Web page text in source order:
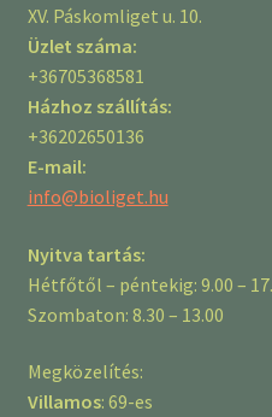
XV. Páskomliget u. 10.
Üzlet száma:
+36705368581
Házhoz szállítás:
+36202650136
E-mail:
info@bioliget.hu
Nyitva tartás:
Hétfőtől – péntekig: 9.00 –
Szombaton: 8.30 – 13.00
Megközelítés:
Villamos: 69-es